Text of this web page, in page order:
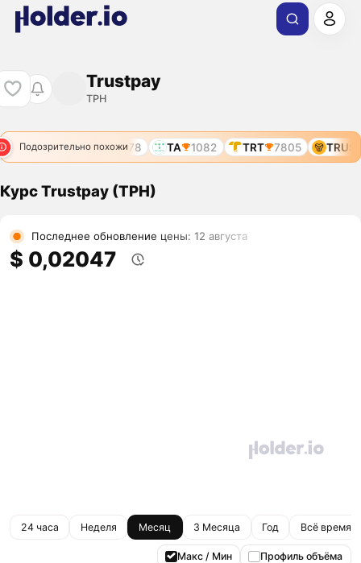
Trustpay
TPH
Подозрительно похожи
9092 TPAD 9278 TA 1082 TRT 7805 TRUST
Курс Trustpay (TPH)
Последнее обновление цены: 12 августа
$ 0,02047
24 часа Неделя Месяц 3 Месяца Год Всё время
Макс / Мин Профиль объёма